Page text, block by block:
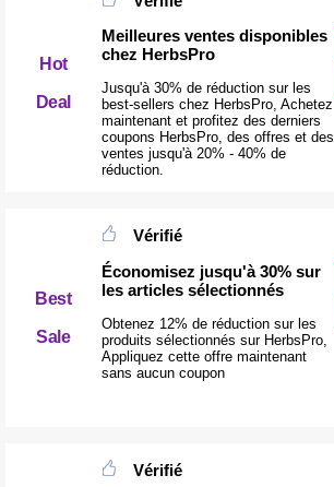
Hot
Deal
Meilleures ventes disponibles
chez HerbsPro
Jusqu'à 30% de réduction sur les
best-sellers chez HerbsPro, Achetez
maintenant et profitez des derniers
coupons HerbsPro, des offres et des
ventes jusqu'à 20% - 40% de
réduction.
Best
Sale
Vérifié
Économisez jusqu'à 30% sur
les articles sélectionnés
Obtenez 12% de réduction sur les
produits sélectionnés sur HerbsPro,
Appliquez cette offre maintenant
sans aucun coupon
Vérifié